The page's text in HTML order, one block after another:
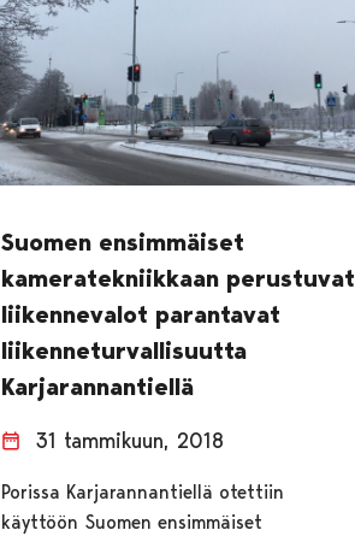
Suomen ensimmäiset
kameratekniikkaan perustuvat
liikennevalot parantavat
liikenneturvallisuutta
Karjarannantiellä
31 tammikuun, 2018
Porissa Karjarannantiellä otettiin
käyttöön Suomen ensimmäiset